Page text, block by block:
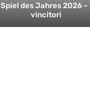
Spiel des Jahres 2026 –
vincitori